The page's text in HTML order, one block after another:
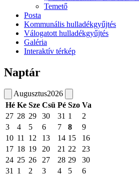
Temető
Posta
Kommunális hulladékgyűjtés
Válogatott hulladékgyűjtés
Galéria
Interaktív térkép
Naptár
Augusztus2026
Hé Ke Sze Csü Pé Szo Va
27 28 29 30 31 1
2
3
4 5 6 7 8
9
10 11 12 13 14 15
16
17 18 19 20 21 22
23
24 25 26 27 28 29
30
31 1 2 3 4 5 6